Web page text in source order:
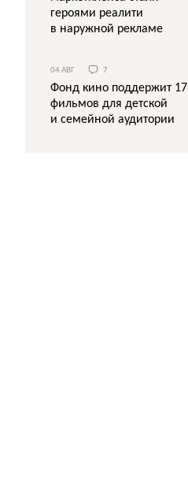
героями реалити
в наружной рекламе
04 АВГ 7
Фонд кино поддержит 17
фильмов для детской
и семейной аудитории